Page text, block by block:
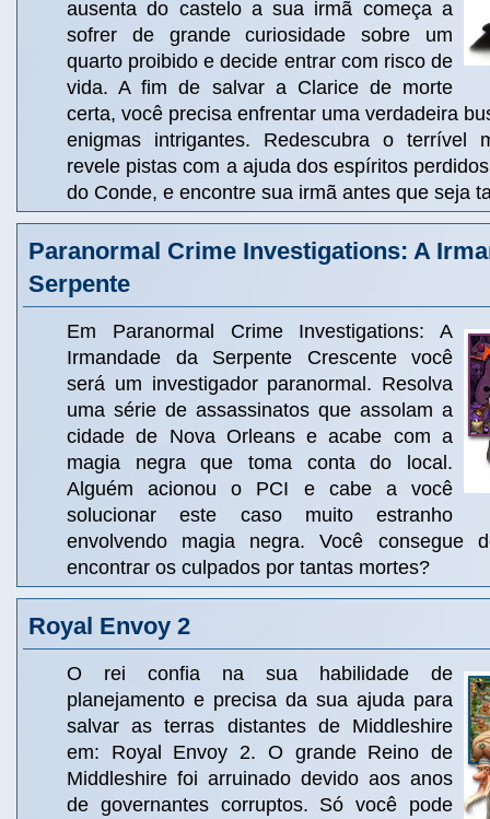
ausenta do castelo a sua irmã começa a
sofrer de grande curiosidade sobre um
quarto proibido e decide entrar com risco de
vida. A fim de salvar a Clarice de morte
certa, você precisa enfrentar uma verdadeira
enigmas intrigantes. Redescubra o terrível
revele pistas com a ajuda dos espíritos
do Conde, e encontre sua irmã antes que seja
Paranormal Crime Investigations: A
Serpente
Em Paranormal Crime Investigations: A
Irmandade da Serpente Crescente você
será um investigador paranormal. Resolva
uma série de assassinatos que assolam a
cidade de Nova Orleans e acabe com a
magia negra que toma conta do local.
Alguém acionou o PCI e cabe a você
solucionar este caso muito estranho
envolvendo magia negra. Você consegue
encontrar os culpados por tantas mortes?
Royal Envoy 2
O rei confia na sua habilidade de
planejamento e precisa da sua ajuda para
salvar as terras distantes de Middleshire
em: Royal Envoy 2. O grande Reino de
Middleshire foi arruinado devido aos anos
de governantes corruptos. Só você pode